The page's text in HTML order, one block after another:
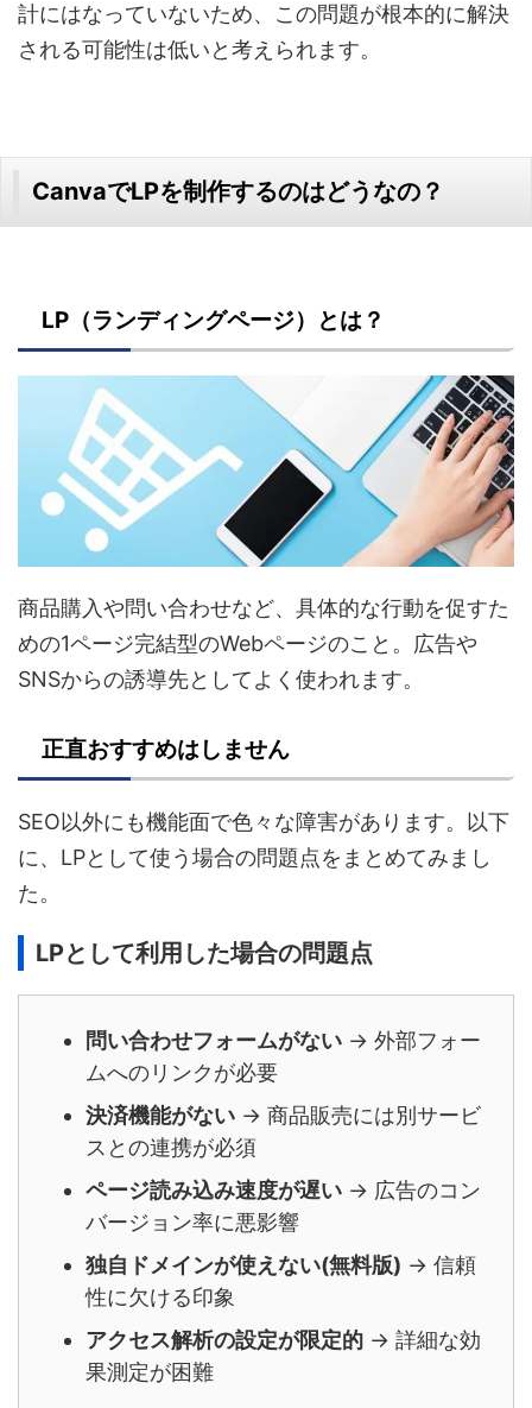
計にはなっていないため、この問題が根本的に解決
される可能性は低いと考えられます。
CanvaでLPを制作するのはどうなの？
LP（ランディングページ）とは？
商品購入や問い合わせなど、具体的な行動を促すた
めの1ページ完結型のWebページのこと。広告や
SNSからの誘導先としてよく使われます。
正直おすすめはしません
SEO以外にも機能面で色々な障害があります。以下
に、LPとして使う場合の問題点をまとめてみまし
た。
LPとして利用した場合の問題点
問い合わせフォームがない → 外部フォー
ムへのリンクが必要
決済機能がない → 商品販売には別サービ
スとの連携が必須
ページ読み込み速度が遅い → 広告のコン
バージョン率に悪影響
独自ドメインが使えない(無料版) → 信頼
性に欠ける印象
アクセス解析の設定が限定的 → 詳細な効
果測定が困難